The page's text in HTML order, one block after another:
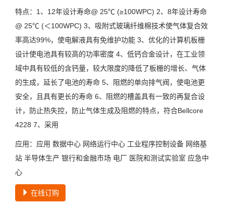
特点：1、12年设计寿命@ 25℃ (≥100WPC) 2、8年设计寿命
@ 25℃ (＜100WPC) 3、吸附式玻璃纤维棉技术使气体复合效
率高达99%，使电解液具有免维护功能 3、优化的计算机板栅
设计使电池具有较高的功率密度 4、低钙合金设计，在工业领
域中具有较低的含钙量，较大限度的降低了板栅的增长、气体
的生成，延长了电池的寿命 5、阻燃的单向排气阀，使电池更
安全，且具有更长的寿命 6、阻燃的槽盖具有一致的再复合设
计，防止热失控，防止气体生成及阻燃的特点，符合Bellcore
4228 7、采用
应用：应用 数据中心 网络运行中心 工业程序控制设备 网络基
站 半导体生产 银行和金融市场 电厂 医院和测试实验室 应急中
心
在线订购